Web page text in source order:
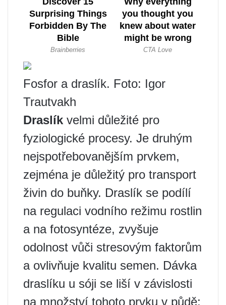
Fosfor a draslík. Foto: Igor
Trautvakh
Draslík velmi důležité pro
fyziologické procesy. Je druhým
nejspotřebovanějším prvkem,
zejména je důležitý pro transport
živin do buňky. Draslík se podílí
na regulaci vodního režimu rostlin
a na fotosyntéze, zvyšuje
odolnost vůči stresovým faktorům
a ovlivňuje kvalitu semen. Dávka
draslíku u sóji se liší v závislosti
na množství tohoto prvku v půdě: